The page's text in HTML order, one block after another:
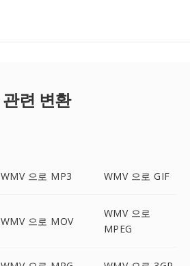
관련 변환
WMV 으로 MP3 WMV 으로 GIF
WMV 으로 MOV
WMV 으로
MPEG